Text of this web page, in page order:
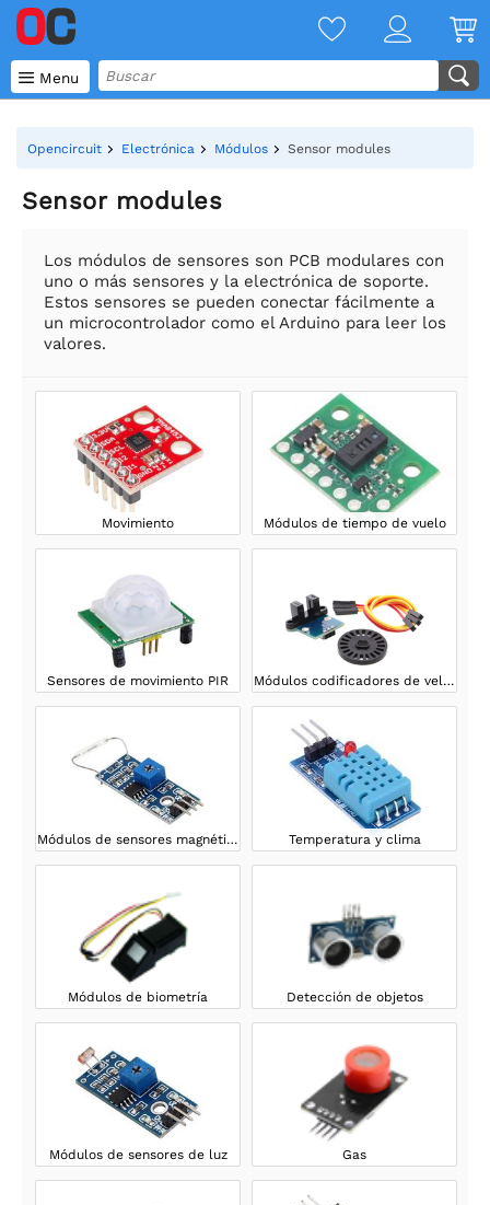
 Menu
Opencircuit Electrónica Módulos Sensor modules
Sensor modules
Los módulos de sensores son PCB modulares con
uno o más sensores y la electrónica de soporte.
Estos sensores se pueden conectar fácilmente a
un microcontrolador como el Arduino para leer los
valores.
Movimiento Módulos de tiempo de vuelo
Sensores de movimiento PIR Módulos codificadores de velocidad
Módulos de sensores magnéticos Temperatura y clima
Módulos de biometría Detección de objetos
Módulos de sensores de luz Gas